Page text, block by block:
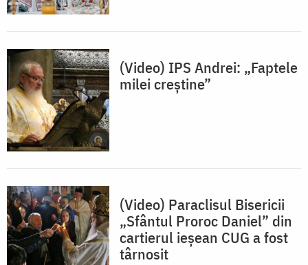
(Video) IPS Andrei: „Faptele
milei creștine”
(Video) Paraclisul Bisericii
„Sfântul Proroc Daniel” din
cartierul ieșean CUG a fost
târnosit